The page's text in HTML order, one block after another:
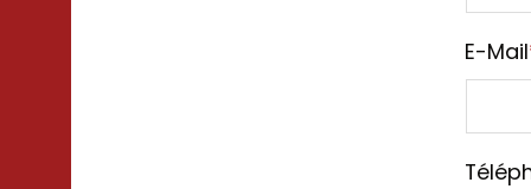
E-Mail